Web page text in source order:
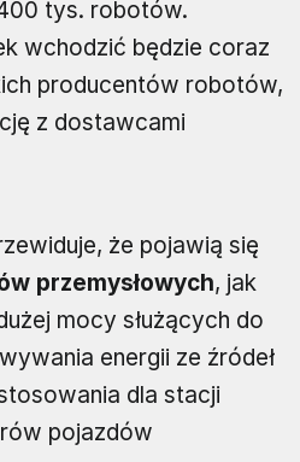
tys. robotów.
wchodzić będzie coraz
producentów robotów,
z dostawcami
że pojawią się
przemysłowych, jak
mocy służących do
energii ze źródeł
dla stacji
pojazdów